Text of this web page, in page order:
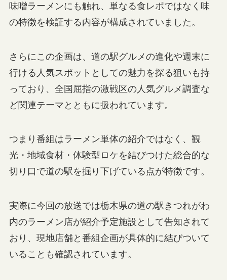
味噌ラーメンにも触れ、単なる食レポではなく味
の特徴を検証する内容が構成されていました。
さらにこの企画は、道の駅グルメの進化や週末に
行ける人気スポットとしての魅力を探る狙いも持
っており、全国屈指の激戦区の人気グルメ調査な
ど関連テーマとともに扱われています。
つまり番組はラーメン単体の紹介ではなく、観
光・地域食材・体験型ロケを結びつけた総合的な
切り口で道の駅を掘り下げている点が特徴です。
実際に今回の放送では栃木県の道の駅きつれがわ
内のラーメン店が紹介予定施設として告知されて
おり、現地店舗と番組企画が具体的に結びついて
いることも確認されています。